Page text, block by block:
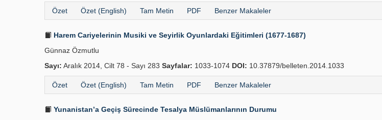
Özet Özet (English) Tam Metin PDF Benzer Makaleler
Harem Cariyelerinin Musiki ve Seyirlik Oyunlardaki Eğitimleri (1677-1687)
Günnaz Özmutlu
Sayı: Aralık 2014, Cilt 78 - Sayı 283 Sayfalar: 1033-1074 DOI: 10.37879/belleten.2014.1033
Özet Özet (English) Tam Metin PDF Benzer Makaleler
Yunanistan’a Geçiş Sürecinde Tesalya Müslümanlarının Durumu